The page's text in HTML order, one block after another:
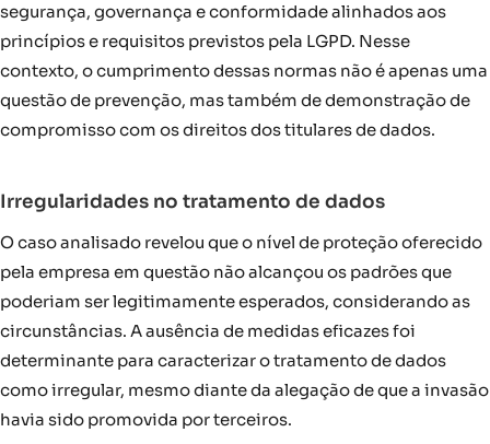
segurança, governança e conformidade alinhados aos
princípios e requisitos previstos pela LGPD. Nesse
contexto, o cumprimento dessas normas não é apenas uma
questão de prevenção, mas também de demonstração de
compromisso com os direitos dos titulares de dados.
Irregularidades no tratamento de dados
O caso analisado revelou que o nível de proteção oferecido
pela empresa em questão não alcançou os padrões que
poderiam ser legitimamente esperados, considerando as
circunstâncias. A ausência de medidas eficazes foi
determinante para caracterizar o tratamento de dados
como irregular, mesmo diante da alegação de que a invasão
havia sido promovida por terceiros.